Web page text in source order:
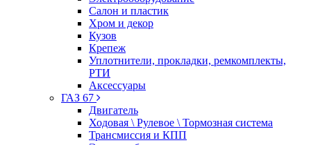
Салон и пластик
Хром и декор
Кузов
Крепеж
Уплотнители, прокладки, ремкомплекты,
РТИ
Аксессуары
ГАЗ 67
Двигатель
Ходовая \ Рулевое \ Тормозная система
Трансмиссия и КПП